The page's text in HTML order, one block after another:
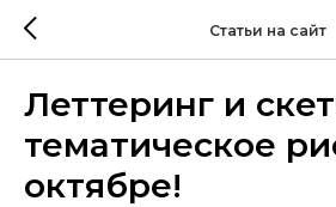
Статьи на сайт
Леттеринг и
тематическое
октябре!